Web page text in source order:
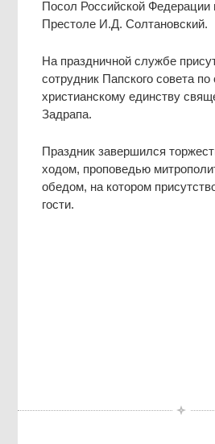
Посол Российской Федерации
Престоле И.Д. Солтановский.
На праздничной службе
сотрудник Папского совета
христианскому единству
Задрапа.
Праздник завершился
ходом, проповедью
обедом, на котором
гости.